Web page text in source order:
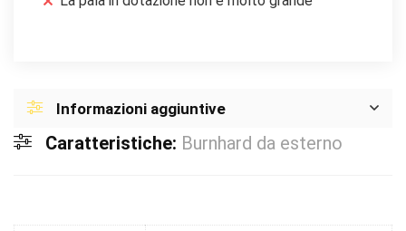
Informazioni aggiuntive
Caratteristiche: Burnhard da esterno